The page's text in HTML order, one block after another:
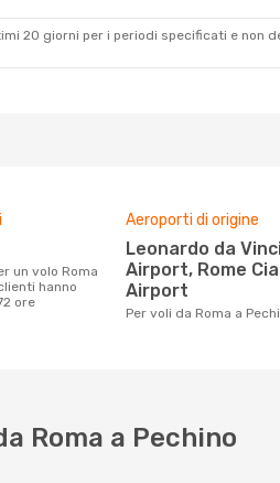
20 giorni per i periodi specificati e
hanno
ore
Aeroporti di origine
Leonardo da Vinci-Fiumicino
Airport, Rome
Airport
Per voli da Roma a
Roma a Pechino